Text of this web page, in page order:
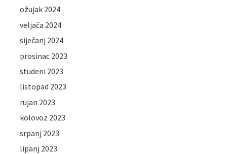
ožujak 2024
veljača 2024
siječanj 2024
prosinac 2023
studeni 2023
listopad 2023
rujan 2023
kolovoz 2023
srpanj 2023
lipanj 2023